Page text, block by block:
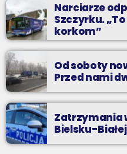
Narciarze
Szczyrku.
korkom”
Od soboty
Przed nami
Zatrzymania
Bielsku-